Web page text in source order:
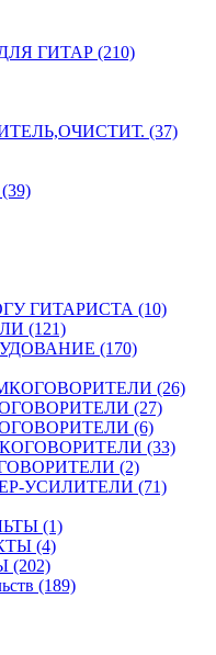
ГИТАР (210)
(37)
ГИТАРИСТА (10)
(121)
(170)
(26)
(27)
(6)
(33)
(2)
УСИЛИТЕЛИ (71)
(1)
(4)
(202)
(189)